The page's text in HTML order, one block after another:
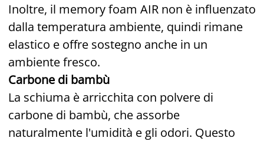
Inoltre, il memory foam AIR non è influenzato
dalla temperatura ambiente, quindi rimane
elastico e offre sostegno anche in un
ambiente fresco.
Carbone di bambù
La schiuma è arricchita con polvere di
carbone di bambù, che assorbe
naturalmente l'umidità e gli odori. Questo